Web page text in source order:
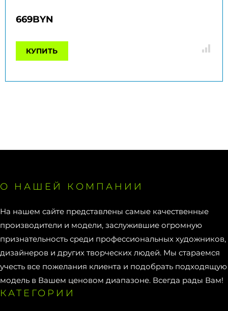
669BYN
КУПИТЬ
О НАШЕЙ КОМПАНИИ
На нашем сайте представлены самые качественные
производители и модели, заслужившие огромную
признательность среди профессиональных художников,
дизайнеров и других творческих людей. Мы стараемся
учесть все пожелания клиента и подобрать подходящую
модель в Вашем ценовом диапазоне. Всегда рады Вам!
КАТЕГОРИИ